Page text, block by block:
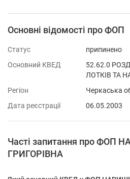
Основні відомості про ФОП
Статус
припинено
Основний КВЕД
52.62.0
ЛОТКІВ ТА
Регіон
Черкаська
Дата реєстрації
06.05.2003
Часті запитання про ФОП
ГРИГОРІВНА